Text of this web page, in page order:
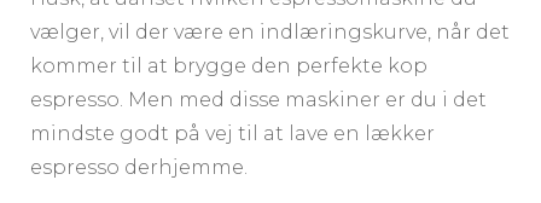
vælger, vil der være en indlæringskurve, når det
kommer til at brygge den perfekte kop
espresso. Men med disse maskiner er du i det
mindste godt på vej til at lave en lækker
espresso derhjemme.